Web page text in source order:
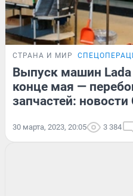
СТРАНА И МИР
Выпуск машин
конце мая —
запчастей:
30 марта, 2023, 20:05 3 384